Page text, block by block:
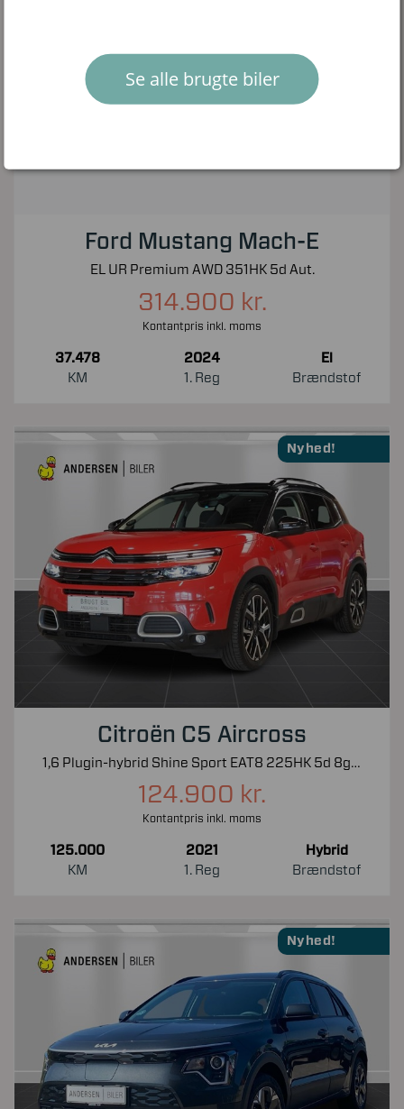
Ford Mustang Mach-E
EL UR Premium AWD 351HK 5d Aut.
314.900 kr.
Kontantpris inkl. moms
37.478
KM
2024
1. Reg
El
Brændstof
Nyhed!
Citroën C5 Aircross
1,6 Plugin-hybrid Shine Sport EAT8 225HK 5d 8g Aut.
124.900 kr.
Kontantpris inkl. moms
125.000
KM
2021
1. Reg
Hybrid
Brændstof
Nyhed!
Se alle brugte biler